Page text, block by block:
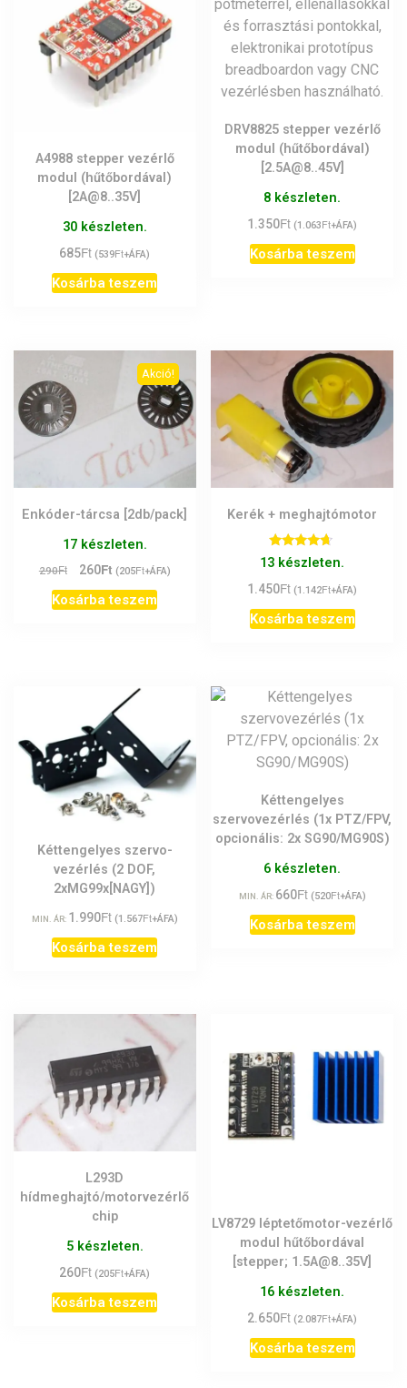
A4988 stepper vezérlő
modul (hűtőbordával)
[2A@8..35V]
30 készleten.
685Ft (539Ft+ÁFA)
Kosárba teszem
DRV8825 stepper vezérlő
modul (hűtőbordával)
[2.5A@8..45V]
8 készleten.
1.350Ft (1.063Ft+ÁFA)
Kosárba teszem
Akció!
Enkóder-tárcsa [2db/pack]
17 készleten.
290Ft
Original
price
was:
260FtCurrent
price
is:
(205Ft+ÁFA)
Kosárba teszem
Kerék + meghajtómotor
Értékelés:
4.50
13 készleten.
1.450Ft (1.142Ft+ÁFA)
Kosárba teszem
Kéttengelyes szervo-
vezérlés (2 DOF,
2xMG99x[NAGY])
MIN. ÁR: 1.990Ft (1.567Ft+ÁFA)
Kosárba teszem
Kéttengelyes
szervovezérlés (1x PTZ/FPV,
opcionális: 2x SG90/MG90S)
6 készleten.
MIN. ÁR: 660Ft (520Ft+ÁFA)
Kosárba teszem
L293D
hídmeghajtó/motorvezérlő
chip
5 készleten.
260Ft (205Ft+ÁFA)
Kosárba teszem
LV8729 léptetőmotor-vezérlő
modul hűtőbordával
[stepper; 1.5A@8..35V]
16 készleten.
2.650Ft (2.087Ft+ÁFA)
Kosárba teszem